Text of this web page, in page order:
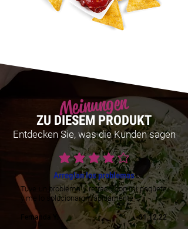
Meinungen
ZU DIESEM PRODUKT
Entdecken Sie, was die Kunden sagen
durchschnittliches Rating ist
Arreglan los problemas
Tuve un problema y retraso con mi paquete
y me lo solucionaron rápidamente
Fernanda Y. 31.12.22